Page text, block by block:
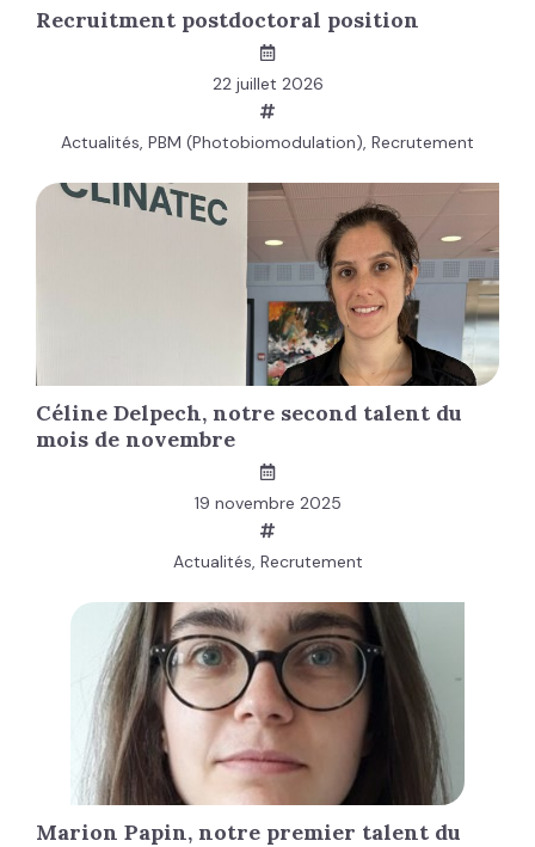
Recruitment postdoctoral position
22 juillet 2026
Actualités, PBM (Photobiomodulation), Recrutement
Céline Delpech, notre second talent du
mois de novembre
19 novembre 2025
Actualités, Recrutement
Marion Papin, notre premier talent du